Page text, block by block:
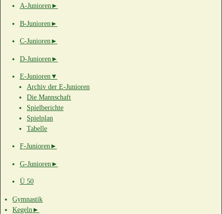
A-Junioren►
B-Junioren►
C-Junioren►
D-Junioren►
E-Junioren ▼
Archiv der E-Junioren
Die Mannschaft
Spielberichte
Spielplan
Tabelle
F-Junioren►
G-Junioren►
Ü 50
Gymnastik
Kegeln►